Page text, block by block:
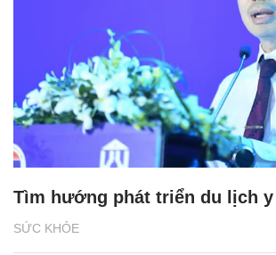
SỨC KHỎE
Tìm hướng phát triển du lịch